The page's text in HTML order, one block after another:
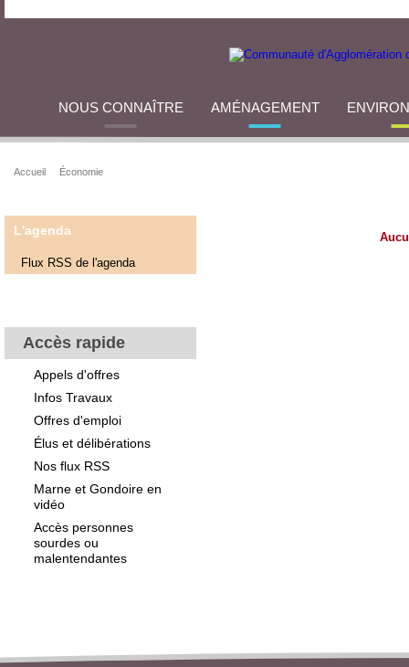
NOUS CONNAÎTRE AMÉNAGEMENT
Accueil Économie
L'agenda
Flux RSS de l'agenda
Accès rapide
Appels d'offres
Infos Travaux
Offres d'emploi
Élus et délibérations
Nos flux RSS
Marne et Gondoire en
vidéo
Accès personnes
sourdes ou
malentendantes